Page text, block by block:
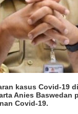
kasus Covid-19
Anies Baswedan
Covid-19.